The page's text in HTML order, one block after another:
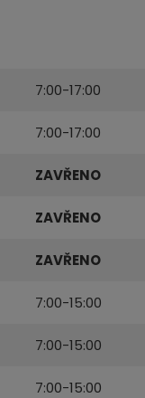
7:00-17:00
7:00-17:00
ZAVŘENO
ZAVŘENO
ZAVŘENO
7:00-15:00
7:00-15:00
7:00-15:00